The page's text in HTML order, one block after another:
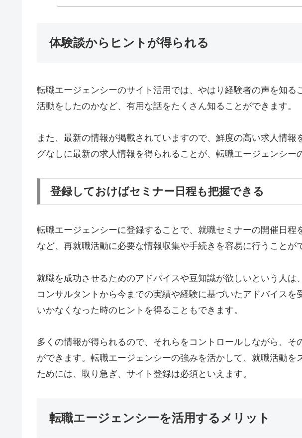
体験談からヒントが得られる
転職エージェンシーのサイト活用では、やはり経験者の声を知る
活動をしたのかなど、有用な話をたくさん知ることができます。
また、最新の情報が掲載されていますので、鮮度の高い求人情報
グなしに最新の求人情報を得られることが、転職エージェンシー
登録しておけばセミナー日程も把握できる
転職エージェンシーに登録することで、就職セミナーの開催日程
など、再就職活動に必要な情報収集や手続きを容易に行うことが
就職を成功させるためのアドバイスや豆知識が欲しいという人は
コンサルタントから今までの実績や経験に基づいたアドバイスを
いかなくなった時のヒントを得ることもできます。
多くの情報が得られるので、それらをコントロールしながら、そ
ができます。転職エージェンシーの強みを活かして、就職活動を
ためには、取り急ぎ、サイト登録は必須といえます。
転職エージェンシーを活用するメリット